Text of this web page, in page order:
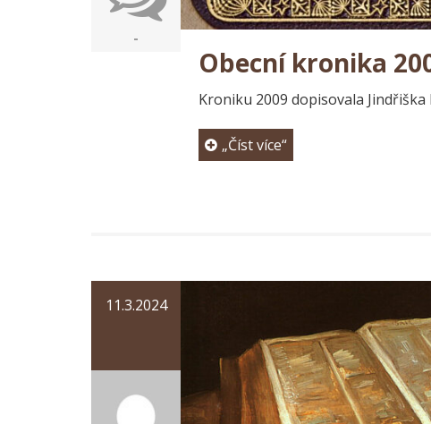
-
Obecní kronika
Kroniku 2009 dopisovala
„Číst více“
11.3.2024